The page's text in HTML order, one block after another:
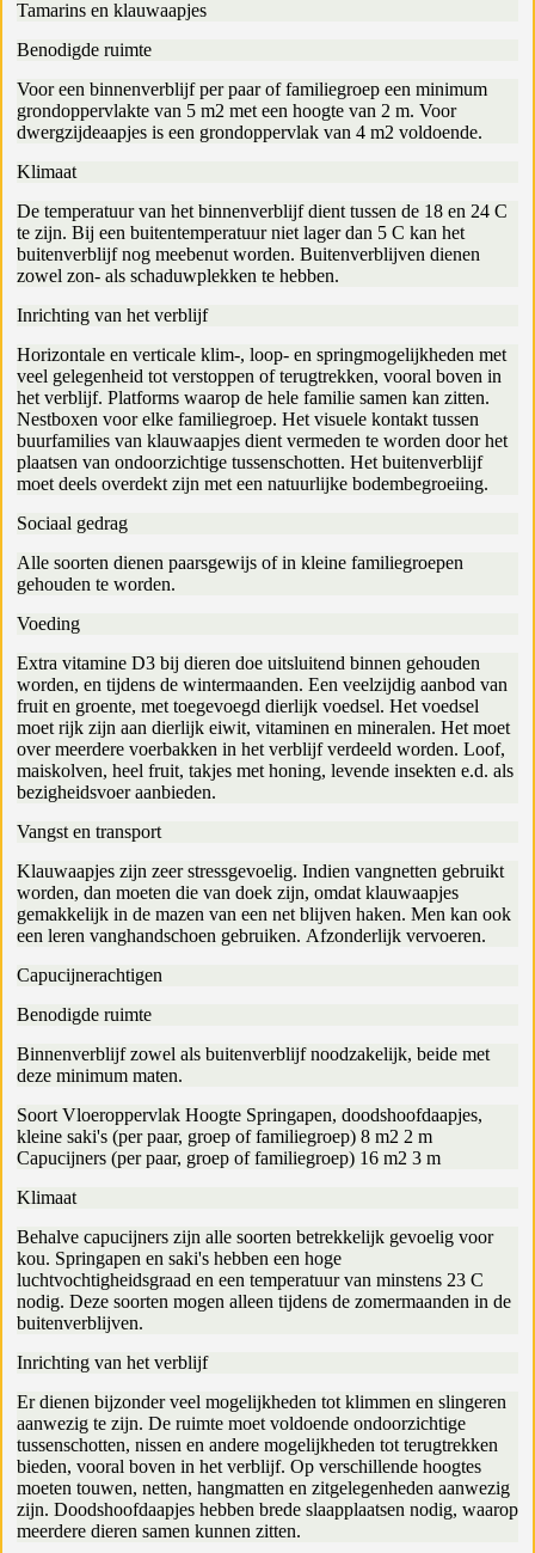
Tamarins en klauwaapjes
Benodigde ruimte
Voor een binnenverblijf per paar of familiegroep een minimum
grondoppervlakte van 5 m2 met een hoogte van 2 m. Voor
dwergzijdeaapjes is een grondoppervlak van 4 m2 voldoende.
Klimaat
De temperatuur van het binnenverblijf dient tussen de 18 en 24 C
te zijn. Bij een buitentemperatuur niet lager dan 5 C kan het
buitenverblijf nog meebenut worden. Buitenverblijven dienen
zowel zon- als schaduwplekken te hebben.
Inrichting van het verblijf
Horizontale en verticale klim-, loop- en springmogelijkheden met
veel gelegenheid tot verstoppen of terugtrekken, vooral boven in
het verblijf. Platforms waarop de hele familie samen kan zitten.
Nestboxen voor elke familiegroep. Het visuele kontakt tussen
buurfamilies van klauwaapjes dient vermeden te worden door het
plaatsen van ondoorzichtige tussenschotten. Het buitenverblijf
moet deels overdekt zijn met een natuurlijke bodembegroeiing.
Sociaal gedrag
Alle soorten dienen paarsgewijs of in kleine familiegroepen
gehouden te worden.
Voeding
Extra vitamine D3 bij dieren doe uitsluitend binnen gehouden
worden, en tijdens de wintermaanden. Een veelzijdig aanbod van
fruit en groente, met toegevoegd dierlijk voedsel. Het voedsel
moet rijk zijn aan dierlijk eiwit, vitaminen en mineralen. Het moet
over meerdere voerbakken in het verblijf verdeeld worden. Loof,
maiskolven, heel fruit, takjes met honing, levende insekten e.d. als
bezigheidsvoer aanbieden.
Vangst en transport
Klauwaapjes zijn zeer stressgevoelig. Indien vangnetten gebruikt
worden, dan moeten die van doek zijn, omdat klauwaapjes
gemakkelijk in de mazen van een net blijven haken. Men kan ook
een leren vanghandschoen gebruiken. Afzonderlijk vervoeren.
Capucijnerachtigen
Benodigde ruimte
Binnenverblijf zowel als buitenverblijf noodzakelijk, beide met
deze minimum maten.
Soort Vloeroppervlak Hoogte Springapen, doodshoofdaapjes,
kleine saki's (per paar, groep of familiegroep) 8 m2 2 m
Capucijners (per paar, groep of familiegroep) 16 m2 3 m
Klimaat
Behalve capucijners zijn alle soorten betrekkelijk gevoelig voor
kou. Springapen en saki's hebben een hoge
luchtvochtigheidsgraad en een temperatuur van minstens 23 C
nodig. Deze soorten mogen alleen tijdens de zomermaanden in de
buitenverblijven.
Inrichting van het verblijf
Er dienen bijzonder veel mogelijkheden tot klimmen en slingeren
aanwezig te zijn. De ruimte moet voldoende ondoorzichtige
tussenschotten, nissen en andere mogelijkheden tot terugtrekken
bieden, vooral boven in het verblijf. Op verschillende hoogtes
moeten touwen, netten, hangmatten en zitgelegenheden aanwezig
zijn. Doodshoofdaapjes hebben brede slaapplaatsen nodig, waarop
meerdere dieren samen kunnen zitten.